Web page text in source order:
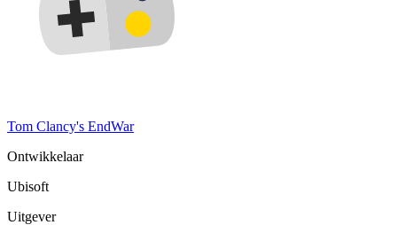
Tom Clancy's EndWar
Ontwikkelaar
Ubisoft
Uitgever